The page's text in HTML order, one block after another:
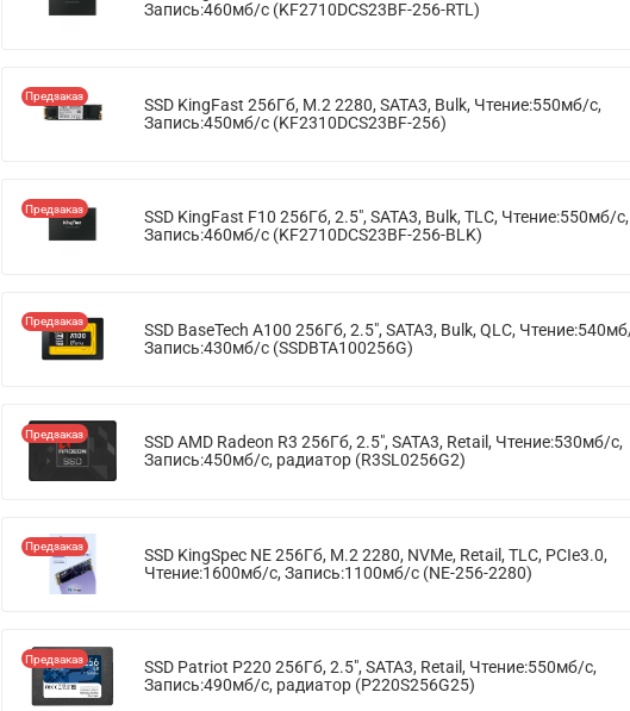
Запись:460мб/с (KF2710DCS23BF-256-RTL)
Предзаказ
SSD KingFast 256Гб, M.2 2280, SATA3, Bulk, Чтение:550мб/с,
Запись:450мб/с (KF2310DCS23BF-256)
Предзаказ
SSD KingFast F10 256Гб, 2.5", SATA3, Bulk, TLC, Чтение:550мб/с,
Запись:460мб/с (KF2710DCS23BF-256-BLK)
Предзаказ
SSD BaseTech A100 256Гб, 2.5", SATA3, Bulk, QLC,
Запись:430мб/с (SSDBTA100256G)
Предзаказ
SSD AMD Radeon R3 256Гб, 2.5", SATA3, Retail, Чтение:530мб/с,
Запись:450мб/с, радиатор (R3SL0256G2)
Предзаказ
SSD KingSpec NE 256Гб, M.2 2280, NVMe, Retail, TLC, PCIe3.0,
Чтение:1600мб/с, Запись:1100мб/с (NE-256-2280)
Предзаказ
SSD Patriot P220 256Гб, 2.5", SATA3, Retail, Чтение:550мб/с,
Запись:490мб/с, радиатор (P220S256G25)